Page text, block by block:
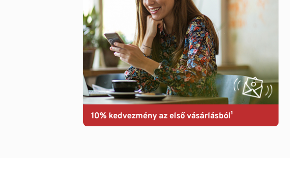
10% kedvezmény az első vásárlásból¹